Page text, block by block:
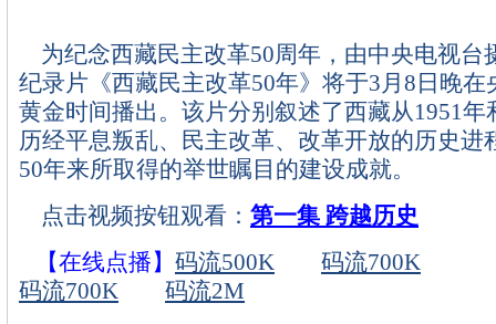
为纪念西藏民主改革50周年，由中央电视台
纪录片《西藏民主改革50年》将于3月8日晚在
黄金时间播出。该片分别叙述了西藏从1951年
历经平息叛乱、民主改革、改革开放的历史进
50年来所取得的举世瞩目的建设成就。
点击视频按钮观看： 第一集 跨越历史
【在线点播】 码流500K
码流700K
码流700K
码流2M